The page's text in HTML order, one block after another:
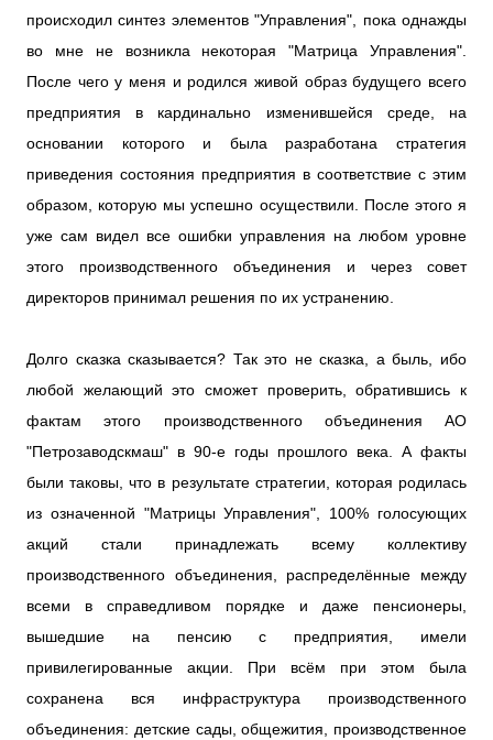
происходил синтез элементов "Управления", пока однажды
во мне не возникла некоторая "Матрица Управления".
После чего у меня и родился живой образ будущего всего
предприятия в кардинально изменившейся среде, на
основании которого и была разработана стратегия
приведения состояния предприятия в соответствие с этим
образом, которую мы успешно осуществили. После этого я
уже сам видел все ошибки управления на любом уровне
этого производственного объединения и через совет
директоров принимал решения по их устранению.
Долго сказка сказывается? Так это не сказка, а быль, ибо
любой желающий это сможет проверить, обратившись к
фактам этого производственного объединения АО
"Петрозаводскмаш" в 90-е годы прошлого века. А факты
были таковы, что в результате стратегии, которая родилась
из означенной "Матрицы Управления", 100% голосующих
акций стали принадлежать всему коллективу
производственного объединения, распределённые между
всеми в справедливом порядке и даже пенсионеры,
вышедшие на пенсию с предприятия, имели
привилегированные акции. При всём при этом была
сохранена вся инфраструктура производственного
объединения: детские сады, общежития, производственное